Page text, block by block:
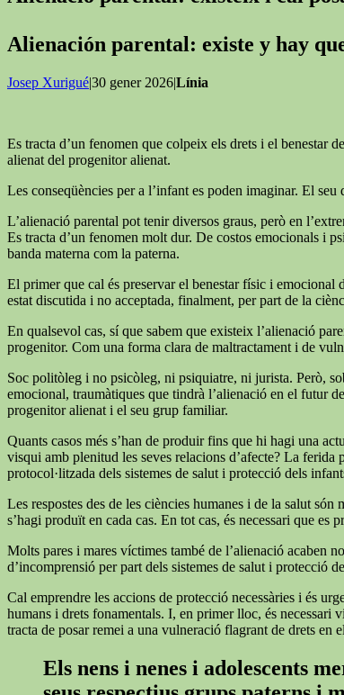
Alienación parental: existe y hay
Josep Xurigué|30 gener 2026|Línia
Es tracta d’un fenomen que colpeix els drets i el benestar
alienat del progenitor alienat.
Les conseqüències per a l’infant es poden imaginar. El
L’alienació parental pot tenir diversos graus, però en
Es tracta d’un fenomen molt dur. De costos emocionals i
banda materna com la paterna.
El primer que cal és preservar el benestar físic i emocional
estat discutida i no acceptada, finalment, per part de la
En qualsevol cas, sí que sabem que existeix l’alienació
progenitor. Com una forma clara de maltractament i de
Soc politòleg i no psicòleg, ni psiquiatre, ni jurista. Però,
emocional, traumàtiques que tindrà l’alienació en el futur
progenitor alienat i el seu grup familiar.
Quants casos més s’han de produir fins que hi hagi una
visqui amb plenitud les seves relacions d’afecte? La ferida
protocol·litzada dels sistemes de salut i protecció dels
Les respostes des de les ciències humanes i de la salut
s’hagi produït en cada cas. En tot cas, és necessari que
Molts pares i mares víctimes també de l’alienació acaben
d’incomprensió per part dels sistemes de salut i protecció
Cal emprendre les accions de protecció necessàries i és
humans i drets fonamentals. I, en primer lloc, és necessari
tracta de posar remei a una vulneració flagrant de drets en
Els nens i nenes i adolescents